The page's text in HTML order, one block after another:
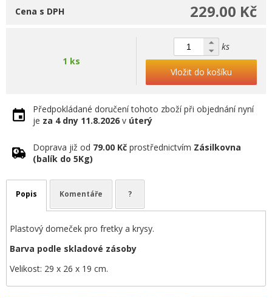
229.00 Kč
Cena s DPH
1 ks
ks
Vložit do košíku
Předpokládané doručení tohoto zboží při objednání nyní
je za 4 dny 11.8.2026 v úterý
Doprava již od 79.00 Kč prostřednictvím Zásilkovna
(balík do 5Kg)
Popis Komentáře ?
Plastový domeček pro fretky a krysy.
Barva podle skladové zásoby
Velikost: 29 x 26 x 19 cm.